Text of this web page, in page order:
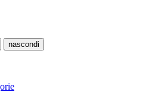
nascondi